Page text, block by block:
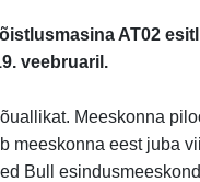
AT02
veebruaril.
Meeskonna
meeskonna eest juba
Bull